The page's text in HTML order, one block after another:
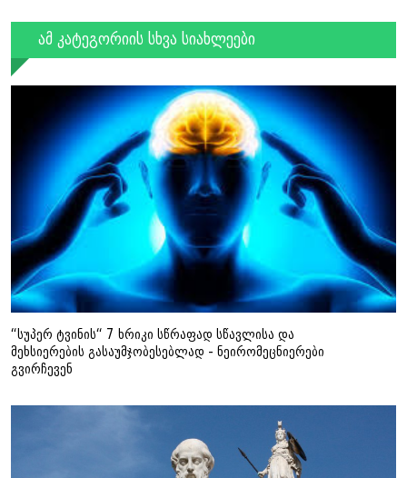
ამ კატეგორიის სხვა სიახლეები
“სუპერ ტვინის“ 7 ხრიკი სწრაფად სწავლისა და
მეხსიერების გასაუმჯობესებლად - ნეირომეცნიერები
გვირჩევენ